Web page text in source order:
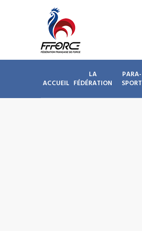
ACCUEIL
LA
FÉDÉRATION
PARA-
SPORT